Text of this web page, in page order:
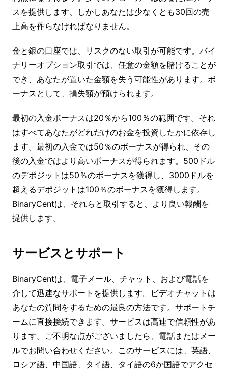
スを提供します、しかしあなたは少なくとも30回の売
上高を作らなければなりません。
金と銀の口座では、リスクのない取引が可能です。バイ
ナリーオプション取引では、任意の金額を賭けることが
でき、あなたが置いた金額を失う可能性があります。ボ
ーナスとして、損失額が預けられます。
最初の入金ボーナスは20％から100％の範囲です。それ
はすべてあなたがどれだけのお金を投資したかに依存し
ます。最初の入金では50％のボーナスが得られ、その
後の入金ではより高いボーナスが得られます。500ドル
のデポジットは50％のボーナスを獲得し、3000ドルを
超えるデポジットは100％のボーナスを獲得します。
BinaryCentは、それらと取引すると、より良い報酬を
提供します。
サービスとサポート
BinaryCentは、電子メール、チャット、および電話を
介して迅速なサポートを提供します。ビデオチャットは
あなたの質問をするための最良の方法です。サポートチ
ームに直接接続できます。サービスは高速で信頼性があ
ります。ご不明な点がございましたら、電話またはメー
ルでお問い合わせください。このサービスには、英語、
ロシア語、中国語、タイ語、タイ語の6か国語でアクセ